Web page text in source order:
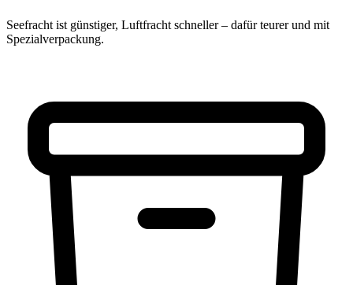
Seefracht ist günstiger, Luftfracht schneller – dafür teurer und mit
Spezialverpackung.